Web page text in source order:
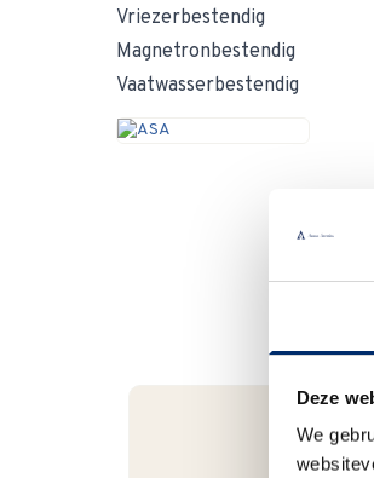
Deze
We
Vriezerbestendig
Magnetronbestendig
Vaatwasserbestendig